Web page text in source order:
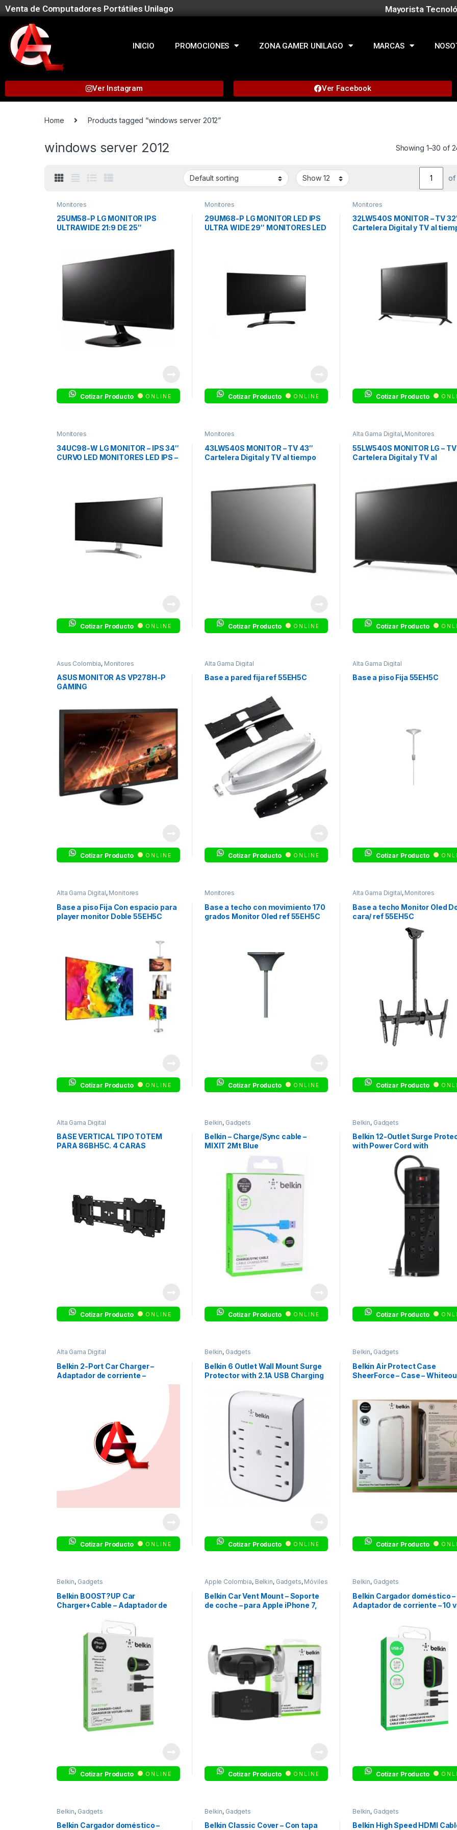
Venta de Computadores Portátiles Unilago Mayorista
INICIO PROMOCIONES ZONA GAMER UNILAGO MARCAS
Ver Instagram Ver Facebook
Home Products tagged “windows server 2012”
windows server 2012 Showing 1–30 of
of
Monitores
25UM58-P LG MONITOR IPS
ULTRAWIDE 21:9 DE 25″
Cotizar Producto ONLINE
Monitores
29UM68-P LG MONITOR LED IPS
ULTRA WIDE 29″ MONITORES LED
Cotizar Producto ONLINE
Monitores
32LW540S MONITOR – TV
Cartelera Digital y TV al
Cotizar Producto
Monitores
34UC98-W LG MONITOR – IPS 34″
CURVO LED MONITORES LED IPS –
Cotizar Producto ONLINE
Monitores
43LW540S MONITOR – TV 43″
Cartelera Digital y TV al tiempo
Cotizar Producto ONLINE
Alta Gama Digital, Monitores
55LW540S MONITOR LG –
Cartelera Digital y TV al
Cotizar Producto
Asus Colombia, Monitores
ASUS MONITOR AS VP278H-P
GAMING
Cotizar Producto ONLINE
Alta Gama Digital
Base a pared fija ref 55EH5C
Cotizar Producto ONLINE
Alta Gama Digital
Base a piso Fija 55EH5C
Cotizar Producto
Alta Gama Digital, Monitores
Base a piso Fija Con espacio para
player monitor Doble 55EH5C
Cotizar Producto ONLINE
Monitores
Base a techo con movimiento 170
grados Monitor Oled ref 55EH5C
Cotizar Producto ONLINE
Alta Gama Digital, Monitores
Base a techo Monitor Oled
cara/ ref 55EH5C
Cotizar Producto
Alta Gama Digital
BASE VERTICAL TIPO TOTEM
PARA 86BH5C. 4 CARAS
Cotizar Producto ONLINE
Belkin, Gadgets
Belkin – Charge/Sync cable –
MIXIT 2Mt Blue
Cotizar Producto ONLINE
Belkin, Gadgets
Belkin 12-Outlet Surge
with Power Cord with
Ethernet/Cable/Satellite
Protection and 2.1A USB
– Protector contra
sobretensiones – conectores
Cotizar Producto
Alta Gama Digital
Belkin 2-Port Car Charger –
Adaptador de corriente –
Cotizar Producto ONLINE
Belkin, Gadgets
Belkin 6 Outlet Wall Mount Surge
Protector with 2.1A USB Charging
sobretensiones – conectores de
salida: 8
Cotizar Producto ONLINE
Belkin, Gadgets
Belkin Air Protect Case
SheerForce – Case –
Cotizar Producto
Belkin, Gadgets
Belkin BOOST?UP Car
Charger+Cable – Adaptador de
Cotizar Producto ONLINE
Apple Colombia, Belkin, Gadgets, Móviles
y tabletas
Belkin Car Vent Mount – Soporte
de coche – para Apple iPhone 7,
Cotizar Producto ONLINE
Belkin, Gadgets
Belkin Cargador doméstico –
Adaptador de corriente – 10
Cotizar Producto
Belkin, Gadgets
Belkin Cargador doméstico –
Belkin, Gadgets
Belkin Classic Cover – Con tapa
Belkin, Gadgets
Belkin High Speed HDMI